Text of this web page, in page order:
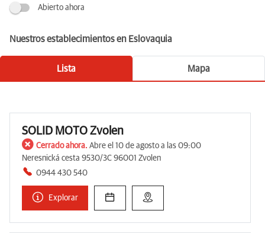
Abierto ahora
Nuestros establecimientos en Eslovaquia
Lista Mapa
SOLID MOTO Zvolen
Cerrado ahora. Abre el 10 de agosto a las 09:00
Neresnická cesta 9530/3C 96001 Zvolen
0944 430 540
Explorar